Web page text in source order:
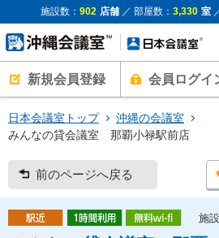
施設数： 902 店舗／ 部屋数： 3,330 室
新規会員登録 会員ログイ
日本会議室トップ
沖縄の会議室
みんなの貸会議室 那覇小禄駅前店
前のページへ戻る
施